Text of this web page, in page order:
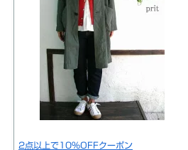
2点以上で10％OFFクーポン